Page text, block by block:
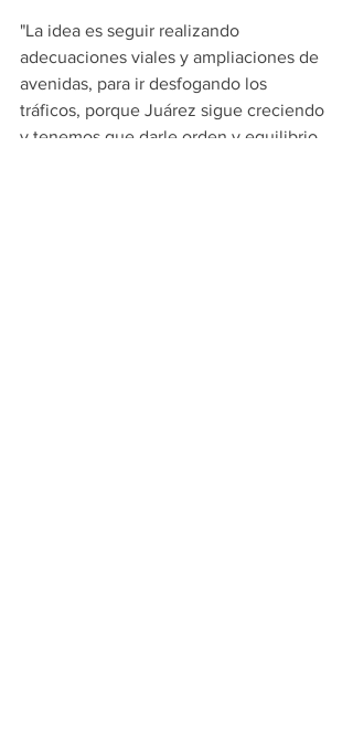
"La idea es seguir realizando
adecuaciones viales y ampliaciones de
avenidas, para ir desfogando los
tráficos, porque Juárez sigue creciendo
y tenemos que darle orden y equilibrio